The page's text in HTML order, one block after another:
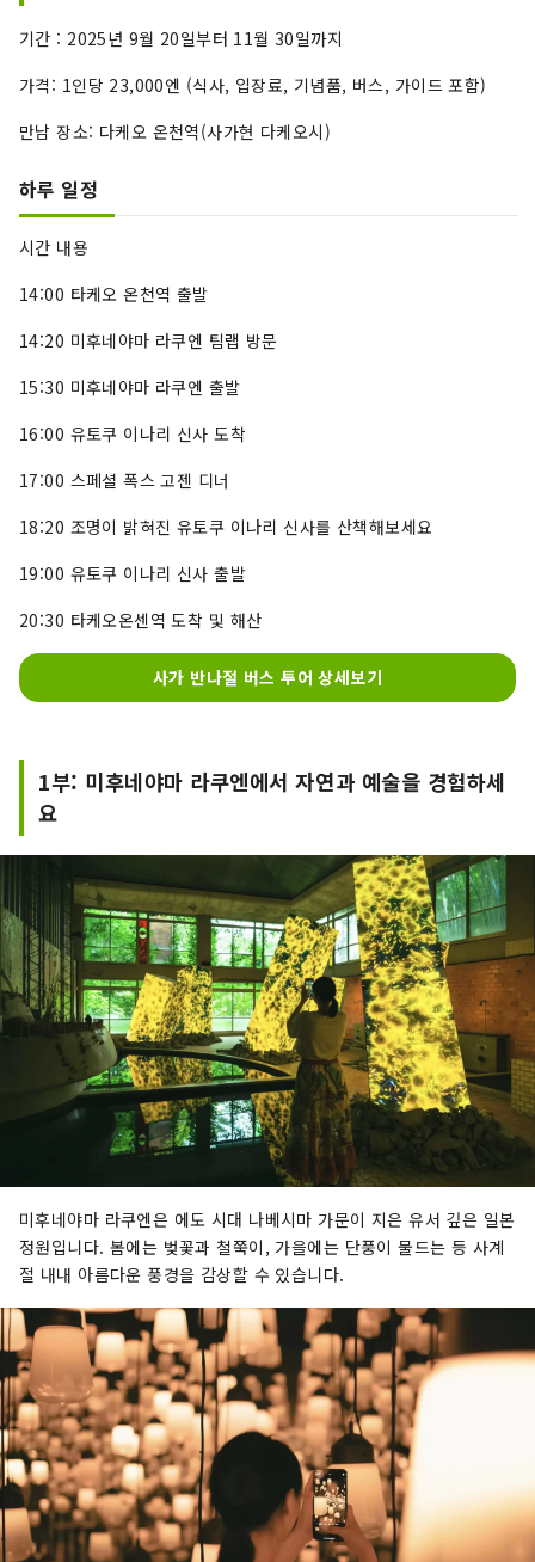
기간 : 2025년 9월 20일부터 11월 30일까지
가격: 1인당 23,000엔 (식사, 입장료, 기념품, 버스, 가이드 포함)
만남 장소: 다케오 온천역(사가현 다케오시)
하루 일정
시간 내용
14:00 타케오 온천역 출발
14:20 미후네야마 라쿠엔 팀랩 방문
15:30 미후네야마 라쿠엔 출발
16:00 유토쿠 이나리 신사 도착
17:00 스페셜 폭스 고젠 디너
18:20 조명이 밝혀진 유토쿠 이나리 신사를 산책해보세요
19:00 유토쿠 이나리 신사 출발
20:30 타케오온센역 도착 및 해산
사가 반나절 버스 투어 상세보기
1부: 미후네야마 라쿠엔에서 자연과 예술을 경험하세
요
미후네야마 라쿠엔은 에도 시대 나베시마 가문이 지은 유서 깊은 일본
정원입니다. 봄에는 벚꽃과 철쭉이, 가을에는 단풍이 물드는 등 사계
절 내내 아름다운 풍경을 감상할 수 있습니다.